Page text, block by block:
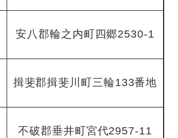
安八郡輪之内町四郷2530-1
揖斐郡揖斐川町三輪133番地
不破郡垂井町宮代2957-11